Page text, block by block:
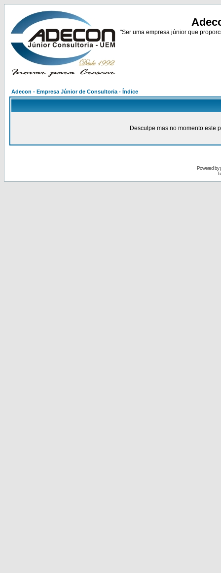
"Ser uma empresa júnior que
Adecon - Empresa Júnior de Consultoria - Índice
Desculpe mas no momento este
Powered by